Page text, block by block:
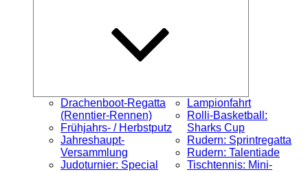
Drachenboot-Regatta
(Renntier-Rennen)
Frühjahrs- / Herbstputz
Jahreshaupt-
Versammlung
Judoturnier: Special
Lampionfahrt
Rolli-Basketball:
Sharks Cup
Rudern: Sprintregatta
Rudern: Talentiade
Tischtennis: Mini-